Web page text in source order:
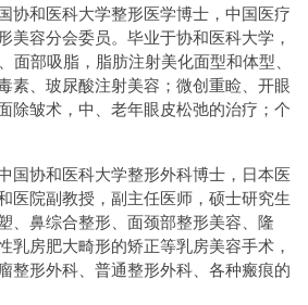
协和医科大学整形医学博士，中国医疗
美容分会委员。毕业于协和医科大学，
面部吸脂，脂肪注射美化面型和体型、
素、玻尿酸注射美容；微创重睑、开眼
除皱术，中、老年眼皮松弛的治疗；个
国协和医科大学整形外科博士，日本医
医院副教授，副主任医师，硕士研究生
、鼻综合整形、面颈部整形美容、隆
乳房肥大畸形的矫正等乳房美容手术，
整形外科、普通整形外科、各种瘢痕的